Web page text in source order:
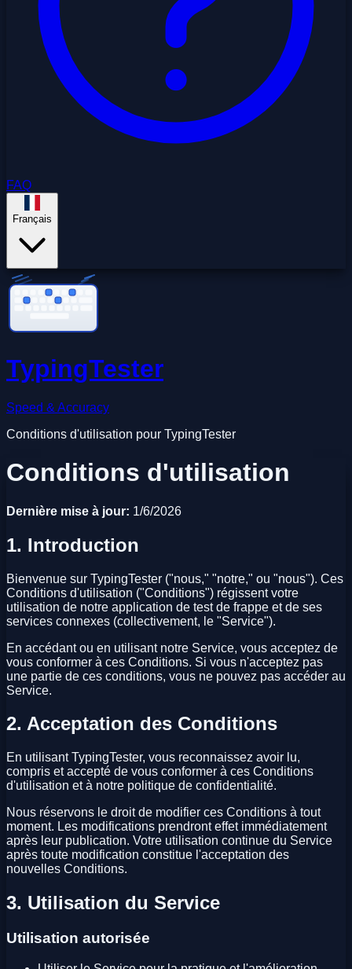
FAQ
Français
TypingTester
Speed & Accuracy
Conditions d'utilisation pour TypingTester
Conditions d'utilisation
Dernière mise à jour: 1/6/2026
1. Introduction
Bienvenue sur TypingTester ("nous," "notre," ou "nous"). Ces
Conditions d'utilisation ("Conditions") régissent votre
utilisation de notre application de test de frappe et de ses
services connexes (collectivement, le "Service").
En accédant ou en utilisant notre Service, vous acceptez de
vous conformer à ces Conditions. Si vous n'acceptez pas
une partie de ces conditions, vous ne pouvez pas accéder au
Service.
2. Acceptation des Conditions
En utilisant TypingTester, vous reconnaissez avoir lu,
compris et accepté de vous conformer à ces Conditions
d'utilisation et à notre politique de confidentialité.
Nous réservons le droit de modifier ces Conditions à tout
moment. Les modifications prendront effet immédiatement
après leur publication. Votre utilisation continue du Service
après toute modification constitue l'acceptation des
nouvelles Conditions.
3. Utilisation du Service
Utilisation autorisée